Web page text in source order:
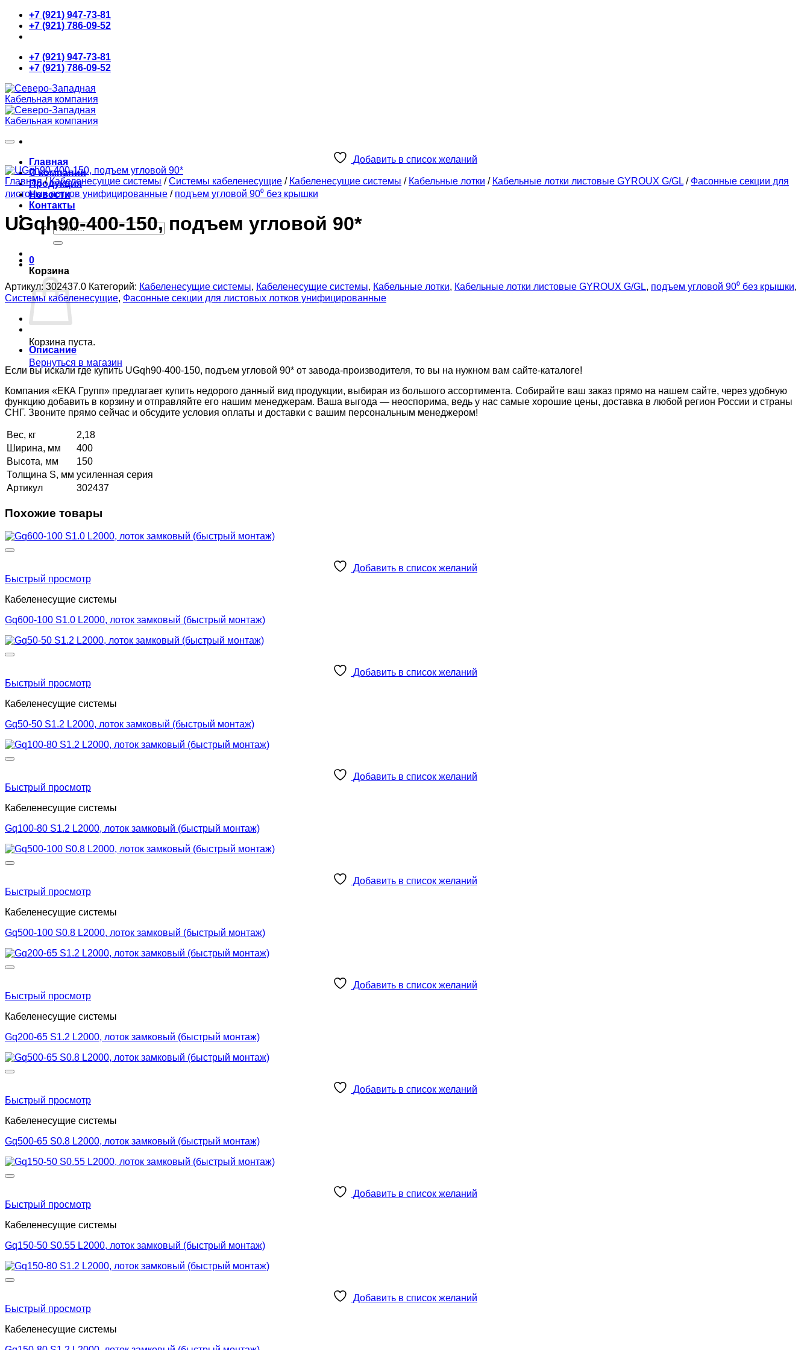
Skip
content
+7 (921) 947-73-81
+7 (921) 786-09-52
+7 (921) 947-73-81
+7 (921) 786-09-52
Главная
О компании
Продукция
Новости
Контакты
Искать:
0
Корзина
Корзина пуста.
Вернуться в магазин
Добавить в список желаний
Главная / Кабеленесущие системы / Системы кабеленесущие / Кабеленесущие системы / Кабельные лотки / Кабельные лотки листовые GYROUX G/GL / Фасонные секции для
листовых лотков унифицированные / подъем угловой 90⁰ без крышки
UGqh90-400-150, подъем угловой 90*
Артикул: 302437.0 Категорий: Кабеленесущие системы, Кабеленесущие системы, Кабельные лотки, Кабельные лотки листовые GYROUX G/GL, подъем угловой 90⁰ без крышки,
Системы кабеленесущие, Фасонные секции для листовых лотков унифицированные
Описание
Если вы искали где купить UGqh90-400-150, подъем угловой 90* от завода-производителя, то вы на нужном вам сайте-каталоге!
Компания «ЕКА Групп» предлагает купить недорого данный вид продукции, выбирая из большого ассортимента. Собирайте ваш заказ прямо на нашем сайте, через удобную
функцию добавить в корзину и отправляйте его нашим менеджерам. Ваша выгода — неоспорима, ведь у нас самые хорошие цены, доставка в любой регион России и страны
СНГ. Звоните прямо сейчас и обсудите условия оплаты и доставки с вашим персональным менеджером!
Вес, кг
2,18
Ширина, мм
400
Высота, мм
150
Толщина S, мм усиленная серия
Артикул
302437
Похожие товары
Добавить в список желаний
Быстрый просмотр
Кабеленесущие системы
Gq600-100 S1.0 L2000, лоток замковый (быстрый монтаж)
Добавить в список желаний
Быстрый просмотр
Кабеленесущие системы
Gq50-50 S1.2 L2000, лоток замковый (быстрый монтаж)
Добавить в список желаний
Быстрый просмотр
Кабеленесущие системы
Gq100-80 S1.2 L2000, лоток замковый (быстрый монтаж)
Добавить в список желаний
Быстрый просмотр
Кабеленесущие системы
Gq500-100 S0.8 L2000, лоток замковый (быстрый монтаж)
Добавить в список желаний
Быстрый просмотр
Кабеленесущие системы
Gq200-65 S1.2 L2000, лоток замковый (быстрый монтаж)
Добавить в список желаний
Быстрый просмотр
Кабеленесущие системы
Gq500-65 S0.8 L2000, лоток замковый (быстрый монтаж)
Добавить в список желаний
Быстрый просмотр
Кабеленесущие системы
Gq150-50 S0.55 L2000, лоток замковый (быстрый монтаж)
Добавить в список желаний
Быстрый просмотр
Кабеленесущие системы